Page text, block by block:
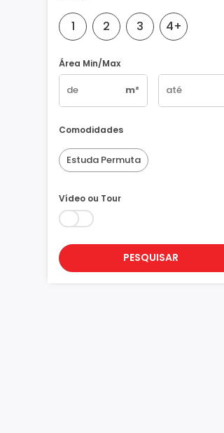
1 2 3 4+
Área Min/Max
m²
Comodidades
Estuda Permuta
Vídeo ou Tour
PESQUISAR